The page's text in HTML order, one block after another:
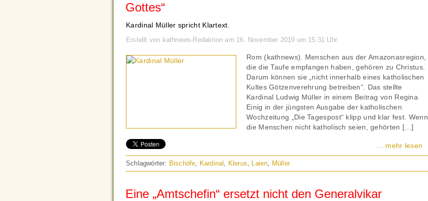
Gottes“
Kardinal Müller spricht Klartext.
Erstellt von kathnews-Redaktion am 16. November 2019 um 15:31 Uhr
Rom (kathnews). Menschen aus der Amazonasregion,
die die Taufe empfangen haben, gehören zu Christus.
Darum können sie „nicht innerhalb eines katholischen
Kultes Götzenverehrung betreiben“. Das stellte
Kardinal Ludwig Müller in einem Beitrag von Regina
Einig in der jüngsten Ausgabe der katholischen
Wochzeitung „Die Tagespost“ klipp und klar fest. Wenn
die Menschen nicht katholisch seien, gehörten […]
... mehr lesen
Schlagwörter: Bischöfe, Kardinal , Klerus, Laien, Müller
Eine „Amtschefin“ ersetzt nicht den Generalvikar